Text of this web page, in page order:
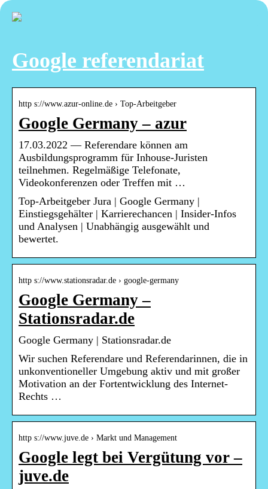
Google referendariat
http s://www.azur-online.de › Top-Arbeitgeber
Google Germany – azur
17.03.2022 — Referendare können am
Ausbildungsprogramm für Inhouse-Juristen
teilnehmen. Regelmäßige Telefonate,
Videokonferenzen oder Treffen mit …
Top-Arbeitgeber Jura | Google Germany |
Einstiegsgehälter | Karrierechancen | Insider-Infos
und Analysen | Unabhängig ausgewählt und
bewertet.
http s://www.stationsradar.de › google-germany
Google Germany –
Stationsradar.de
Google Germany | Stationsradar.de
Wir suchen Referendare und Referendarinnen, die in
unkonventioneller Umgebung aktiv und mit großer
Motivation an der Fortentwicklung des Internet-
Rechts …
http s://www.juve.de › Markt und Management
Google legt bei Vergütung vor –
juve.de